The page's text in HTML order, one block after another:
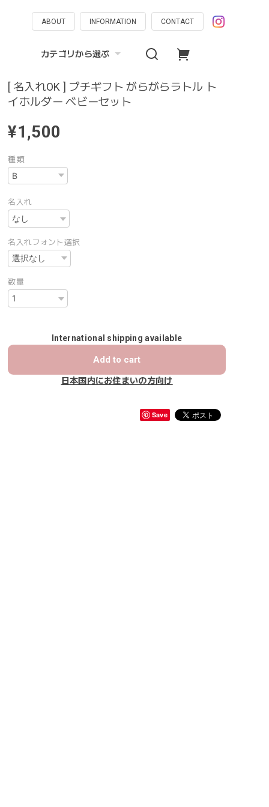
ABOUT INFORMATION CONTACT
カテゴリから選ぶ
[ 名入れOK ] プチギフト がらがらラトル ト
イホルダー ベビーセット
¥1,500
種類
名入れ
名入れフォント選択
数量
International shipping available
Add to cart
日本国内にお住まいの方向け
Save